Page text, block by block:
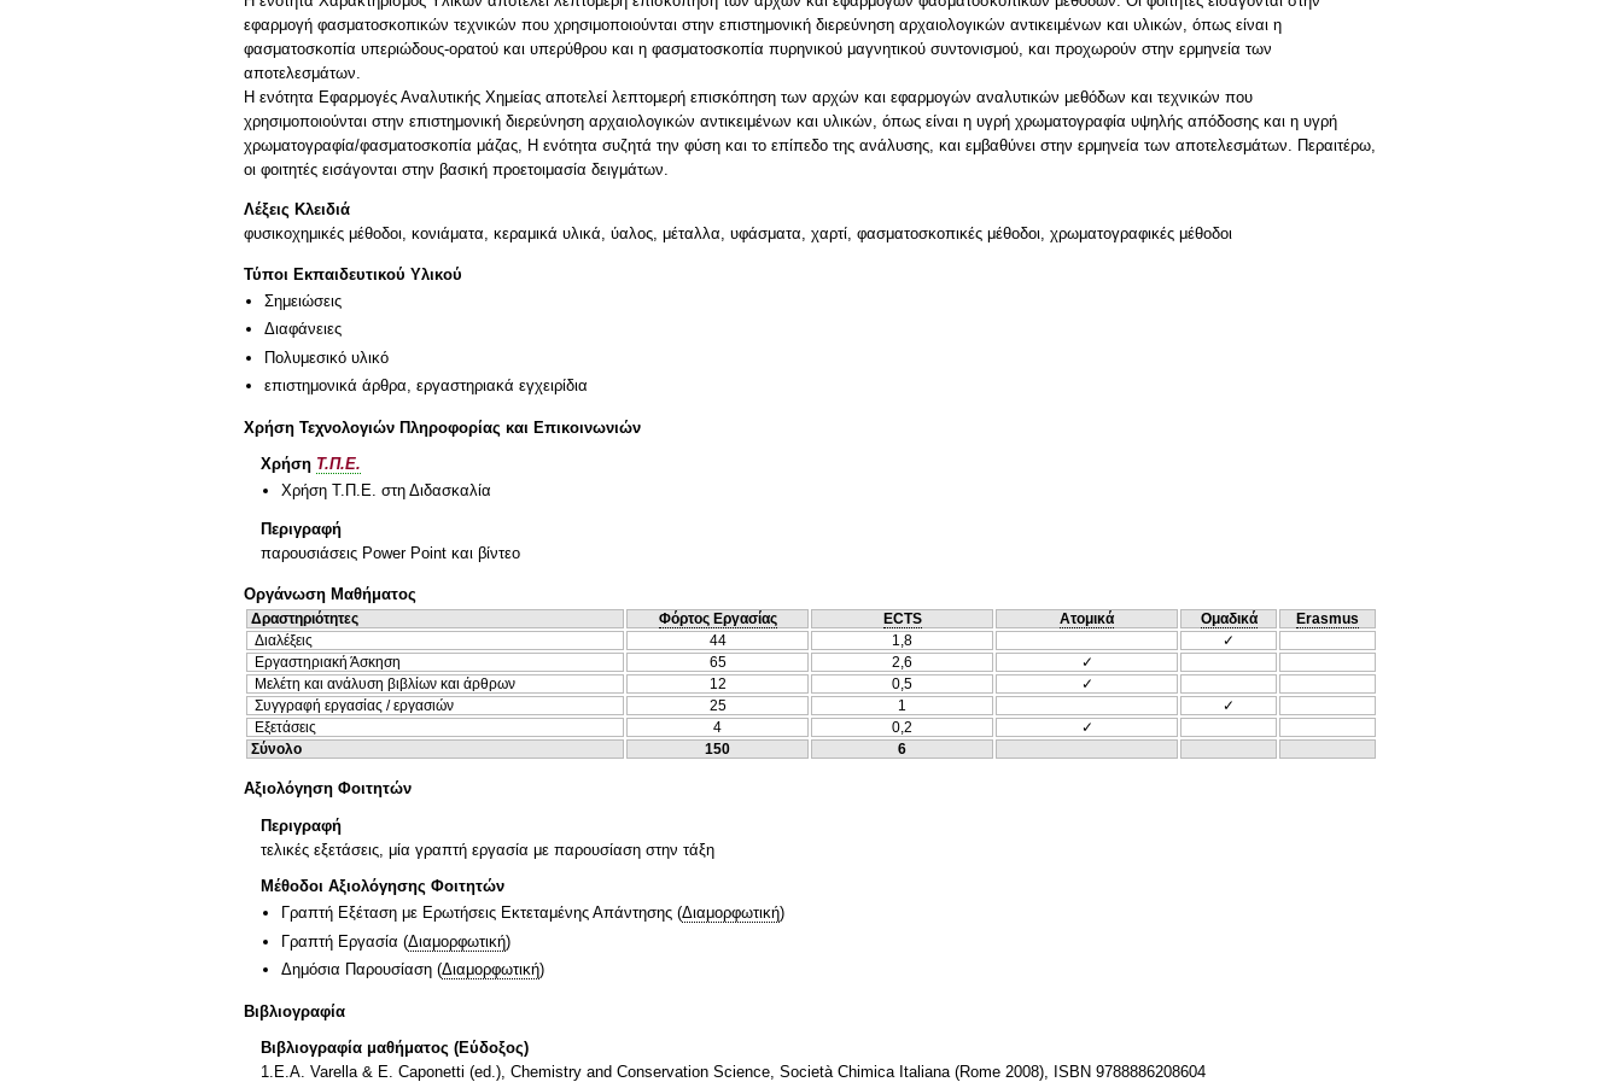
εφαρμογή φασματοσκοπικών τεχνικών που χρησιμοποιούνται στην επιστημονική διερεύνηση αρχαιολογικών αντικειμένων και υλικών, όπως είναι η
φασματοσκοπία υπεριώδους-ορατού και υπερύθρου και η φασματοσκοπία πυρηνικού μαγνητικού συντονισμού, και προχωρούν στην ερμηνεία των
αποτελεσμάτων.
Η ενότητα Εφαρμογές Αναλυτικής Χημείας αποτελεί λεπτομερή επισκόπηση των αρχών και εφαρμογών αναλυτικών μεθόδων και τεχνικών που
χρησιμοποιούνται στην επιστημονική διερεύνηση αρχαιολογικών αντικειμένων και υλικών, όπως είναι η υγρή χρωματογραφία υψηλής απόδοσης και η υγρή
χρωματογραφία/φασματοσκοπία μάζας, Η ενότητα συζητά την φύση και το επίπεδο της ανάλυσης, και εμβαθύνει στην ερμηνεία των αποτελεσμάτων. Περαιτέρω,
οι φοιτητές εισάγονται στην βασική προετοιμασία δειγμάτων.
Λέξεις Κλειδιά
φυσικοχημικές μέθοδοι, κονιάματα, κεραμικά υλικά, ύαλος, μέταλλα, υφάσματα, χαρτί, φασματοσκοπικές μέθοδοι, χρωματογραφικές μέθοδοι
Τύποι Εκπαιδευτικού Υλικού
Σημειώσεις
Διαφάνειες
Πολυμεσικό υλικό
επιστημονικά άρθρα, εργαστηριακά εγχειρίδια
Χρήση Τεχνολογιών Πληροφορίας και Επικοινωνιών
Χρήση Τ.Π.Ε.
Χρήση Τ.Π.Ε. στη Διδασκαλία
Περιγραφή
παρουσιάσεις Power Point και βίντεο
Οργάνωση Μαθήματος
Δραστηριότητες Φόρτος Εργασίας ECTS Ατομικά Ομαδικά
Erasmus
Διαλέξεις
44 1,8
✓
Εργαστηριακή Άσκηση
65 2,6
✓
Μελέτη και ανάλυση βιβλίων και άρθρων
12 0,5
✓
Συγγραφή εργασίας / εργασιών
25 1
✓
Εξετάσεις
4 0,2
✓
Σύνολο
150 6
Αξιολόγηση Φοιτητών
Περιγραφή
τελικές εξετάσεις, μία γραπτή εργασία με παρουσίαση στην τάξη
Μέθοδοι Αξιολόγησης Φοιτητών
Γραπτή Εξέταση με Ερωτήσεις Εκτεταμένης Απάντησης (Διαμορφωτική)
Γραπτή Εργασία (Διαμορφωτική)
Δημόσια Παρουσίαση (Διαμορφωτική)
Βιβλιογραφία
Βιβλιογραφία μαθήματος (Εύδοξος)
1.E.Α. Varella & E. Caponetti (ed.), Chemistry and Conservation Science, Società Chimica Italiana (Rome 2008), ISBN 9788886208604